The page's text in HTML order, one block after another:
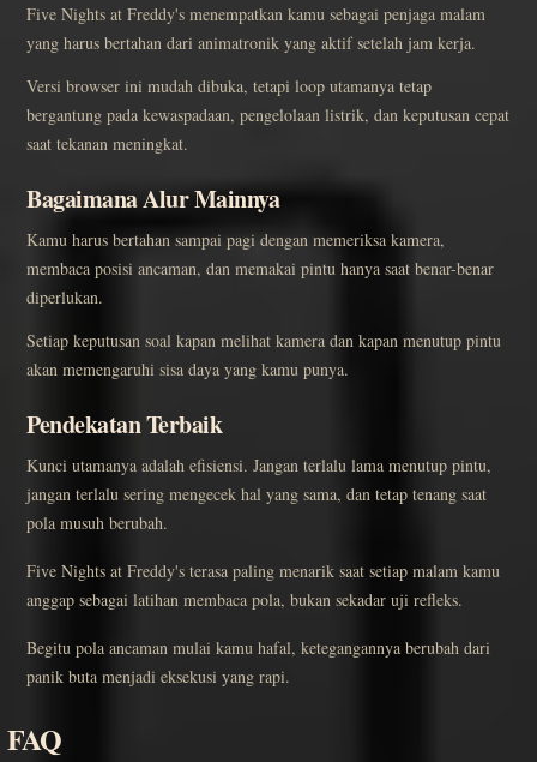
Five Nights at Freddy's menempatkan kamu sebagai penjaga malam
yang harus bertahan dari animatronik yang aktif setelah jam kerja.
Versi browser ini mudah dibuka, tetapi loop utamanya tetap
bergantung pada kewaspadaan, pengelolaan listrik, dan keputusan cepat
saat tekanan meningkat.
Bagaimana Alur Mainnya
Kamu harus bertahan sampai pagi dengan memeriksa kamera,
membaca posisi ancaman, dan memakai pintu hanya saat benar-benar
diperlukan.
Setiap keputusan soal kapan melihat kamera dan kapan menutup pintu
akan memengaruhi sisa daya yang kamu punya.
Pendekatan Terbaik
Kunci utamanya adalah efisiensi. Jangan terlalu lama menutup pintu,
jangan terlalu sering mengecek hal yang sama, dan tetap tenang saat
pola musuh berubah.
Five Nights at Freddy's terasa paling menarik saat setiap malam kamu
anggap sebagai latihan membaca pola, bukan sekadar uji refleks.
Begitu pola ancaman mulai kamu hafal, ketegangannya berubah dari
panik buta menjadi eksekusi yang rapi.
FAQ